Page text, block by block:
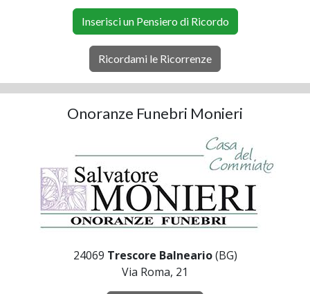
Inserisci un Pensiero di Ricordo
Ricordami le Ricorrenze
Onoranze Funebri Monieri
24069 Trescore Balneario(BG)
Via Roma, 21